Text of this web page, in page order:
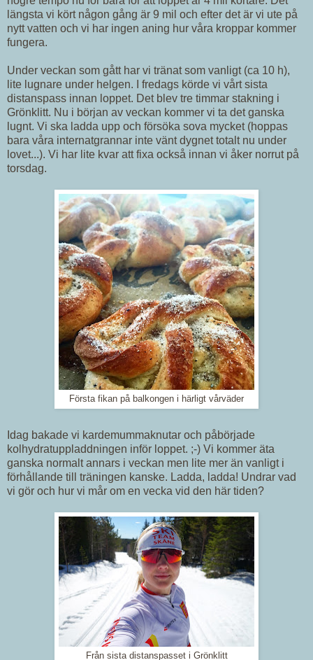
längsta vi kört någon gång är 9 mil och efter det är vi ute på
nytt vatten och vi har ingen aning hur våra kroppar kommer
fungera.
Under veckan som gått har vi tränat som vanligt (ca 10 h),
lite lugnare under helgen. I fredags körde vi vårt sista
distanspass innan loppet. Det blev tre timmar stakning i
Grönklitt. Nu i början av veckan kommer vi ta det ganska
lugnt. Vi ska ladda upp och försöka sova mycket (hoppas
bara våra internatgrannar inte vänt dygnet totalt nu under
lovet...). Vi har lite kvar att fixa också innan vi åker norrut på
torsdag.
Första fikan på balkongen i härligt vårväder
Idag bakade vi kardemummaknutar och påbörjade
kolhydratuppladdningen inför loppet. ;-) Vi kommer äta
ganska normalt annars i veckan men lite mer än vanligt i
förhållande till träningen kanske. Ladda, ladda! Undrar vad
vi gör och hur vi mår om en vecka vid den här tiden?
Från sista distanspasset i Grönklitt